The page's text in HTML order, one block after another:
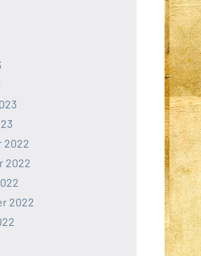
2022
2022
2022